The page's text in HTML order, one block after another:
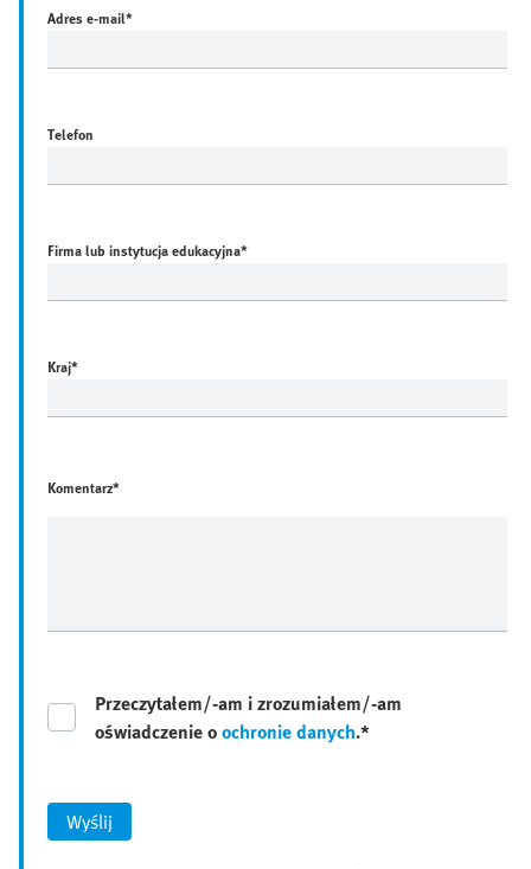
Adres e-mail*
Telefon
Firma lub instytucja edukacyjna*
Kraj*
Komentarz*
Przeczytałem/-am i zrozumiałem/-am
oświadczenie oochronie danych.*
Wyślij